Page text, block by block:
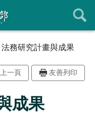
法務研究計畫與成果
上一頁 友善列印
成果